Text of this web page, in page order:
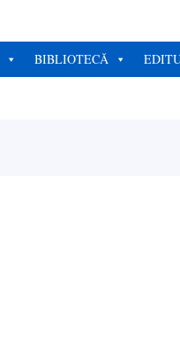
BIBLIOTECĂ